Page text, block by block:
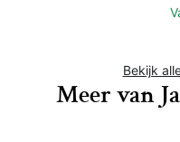
Bekijk
Meer van